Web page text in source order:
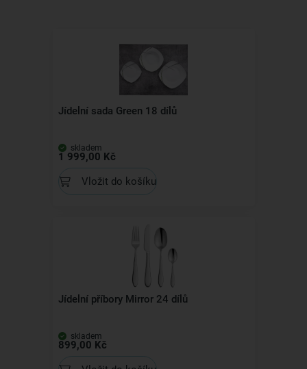
Jídelní sada Green 18 dílů
skladem
1 999,00 Kč
Vložit do košíku
Jídelní příbory Mirror 24 dílů
skladem
899,00 Kč